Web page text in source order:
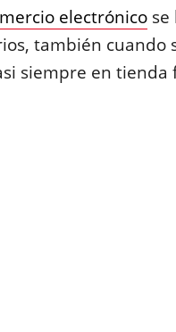
electrónicose
también cuando
siempre en tienda